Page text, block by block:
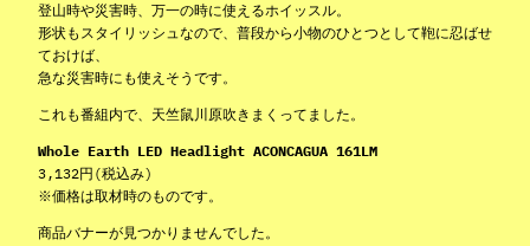
登山時や災害時、万一の時に使えるホイッスル。
形状もスタイリッシュなので、普段から小物のひとつとして鞄に忍ばせ
ておけば、
急な災害時にも使えそうです。
これも番組内で、天竺鼠川原吹きまくってました。
Whole Earth LED Headlight ACONCAGUA 161LM
3,132円(税込み)
※価格は取材時のものです。
商品バナーが見つかりませんでした。